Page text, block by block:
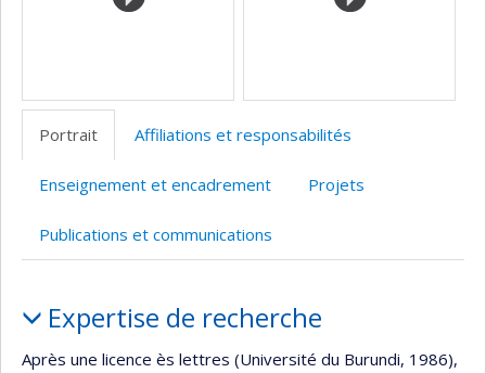
recherche
Portrait Affiliations et responsabilités
Enseignement et encadrement Projets
Publications et communications
Expertise de recherche
Après une licence ès lettres (Université du Burundi, 1986),